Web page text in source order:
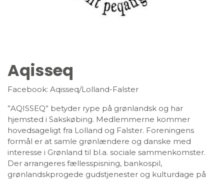
Aqisseq
Facebook: Aqisseq/Lolland-Falster
”AQISSEQ” betyder rype på grønlandsk og har
hjemsted i Sakskøbing. Medlemmerne kommer
hovedsageligt fra Lolland og Falster. Foreningens
formål er at samle grønlændere og danske med
interesse i Grønland til bl.a. sociale sammenkomster.
Der arrangeres fællesspisning, bankospil,
grønlandskprogede gudstjenester og kulturdage på